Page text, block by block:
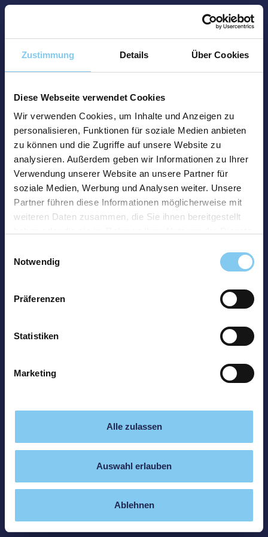
Zustimmung Details Über Cookies
Diese Webseite verwendet Cookies
Wir verwenden Cookies, um Inhalte und Anzeigen zu
personalisieren, Funktionen für soziale Medien anbieten
zu können und die Zugriffe auf unsere Website zu
analysieren. Außerdem geben wir Informationen zu Ihrer
Verwendung unserer Website an unsere Partner für
soziale Medien, Werbung und Analysen weiter. Unsere
Partner führen diese Informationen möglicherweise mit
weiteren Daten zusammen, die Sie ihnen bereitgestellt
Notwendig
Präferenzen
Statistiken
Marketing
Alle zulassen
Auswahl erlauben
Ablehnen